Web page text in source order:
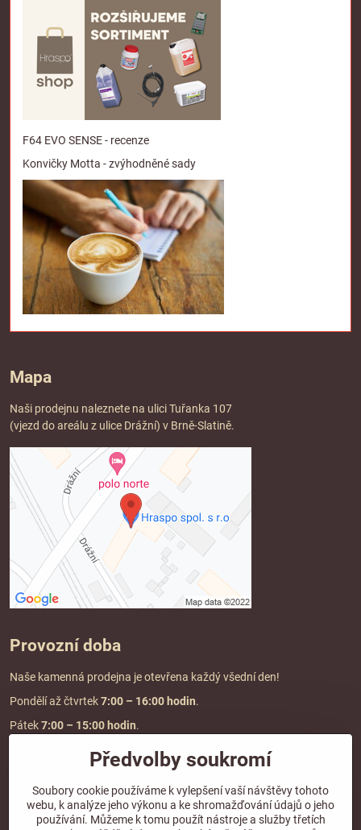
F64 EVO SENSE - recenze
Konvičky Motta - zvýhodněné sady
Mapa
Naši prodejnu naleznete na ulici Tuřanka 107
(vjezd do areálu z ulice Drážní) v Brně-Slatině.
Provozní doba
Naše kamenná prodejna je otevřena každý všední den!
Pondělí až čtvrtek7:00 – 16:00 hodin.
Pátek7:00 – 15:00 hodin.
Doprava a platba
DOPRAVA ZDARMA
Předvolby soukromí
Soubory cookie používáme k vylepšení vaší návštěvy tohoto
webu, k analýze jeho výkonu a ke shromažďování údajů o jeho
používání. Můžeme k tomu použít nástroje a služby třetích